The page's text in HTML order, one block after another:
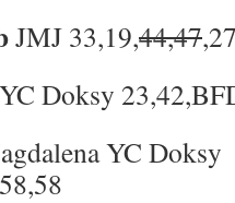
JMJ 33,19,44,47
Doksy
YC Doksy